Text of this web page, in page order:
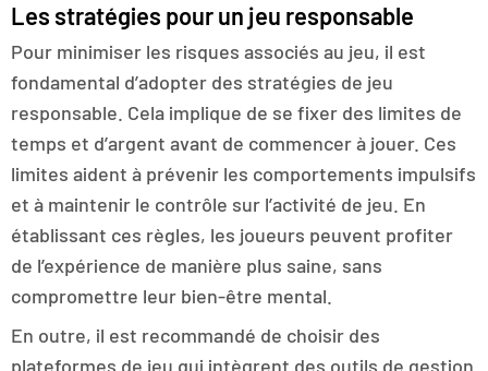
Les stratégies pour un jeu responsable
Pour minimiser les risques associés au jeu, il est
fondamental d’adopter des stratégies de jeu
responsable. Cela implique de se fixer des limites de
temps et d’argent avant de commencer à jouer. Ces
limites aident à prévenir les comportements impulsifs
et à maintenir le contrôle sur l’activité de jeu. En
établissant ces règles, les joueurs peuvent profiter
de l’expérience de manière plus saine, sans
compromettre leur bien-être mental.
En outre, il est recommandé de choisir des
plateformes de jeu qui intègrent des outils de gestion